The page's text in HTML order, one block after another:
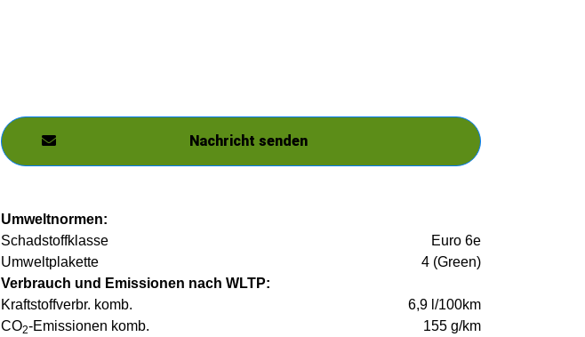
Nachricht senden
Umweltnormen:
Schadstoffklasse
Euro 6e
Umweltplakette
4 (Green)
Verbrauch und Emissionen nach WLTP:
Kraftstoffverbr. komb.
6,9 l/100km
CO2-Emissionen komb.
155 g/km